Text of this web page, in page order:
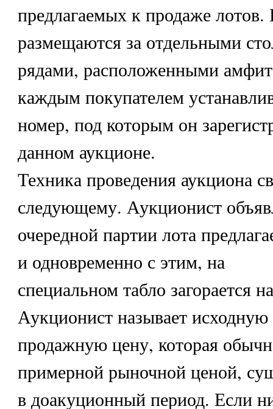
предлагаемых к продаже лотов.
размещаются за отдельными
рядами, расположенными
каждым покупателем
номер, под которым он
данном аукционе.
Техника проведения аукциона
следующему. Аукционист
очередной партии лота
и одновременно с этим, на
специальном табло загорается
Аукционист называет исходную
продажную цену, которая
примерной рыночной ценой,
в доакуционный период. Если